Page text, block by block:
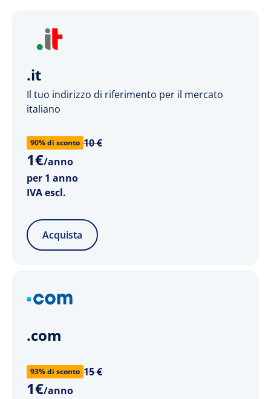
.it
Il tuo indirizzo di riferimento per il mercato
italiano
90% di sconto 10 €
1€/anno
per 1 anno
IVA escl.
Acquista
.com
93% di sconto 15 €
1€/anno